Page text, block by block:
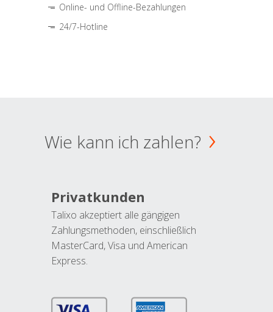
Online- und Offline-Bezahlungen
24/7-Hotline
Wie kann ich zahlen?
Privatkunden
Talixo akzeptiert alle gängigen
Zahlungsmethoden, einschließlich
MasterCard, Visa und American
Express.